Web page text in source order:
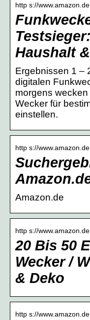
http s://
Haushalt
Ergebnissen 1 –
digitalen
morgens
Wecker für
einstellen.
http s://
Amazon.de
http s://
20 Bis 50
Wecker /
& Deko
http s://